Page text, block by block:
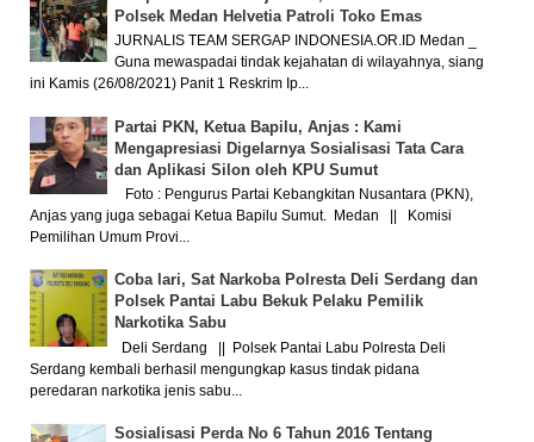
Polsek Medan Helvetia Patroli Toko Emas
JURNALIS TEAM SERGAP INDONESIA.OR.ID Medan _
Guna mewaspadai tindak kejahatan di wilayahnya, siang
ini Kamis (26/08/2021) Panit 1 Reskrim Ip...
Partai PKN, Ketua Bapilu, Anjas : Kami
Mengapresiasi Digelarnya Sosialisasi Tata Cara
dan Aplikasi Silon oleh KPU Sumut
Foto : Pengurus Partai Kebangkitan Nusantara (PKN),
Anjas yang juga sebagai Ketua Bapilu Sumut. Medan || Komisi
Pemilihan Umum Provi...
Coba lari, Sat Narkoba Polresta Deli Serdang dan
Polsek Pantai Labu Bekuk Pelaku Pemilik
Narkotika Sabu
Deli Serdang || Polsek Pantai Labu Polresta Deli
Serdang kembali berhasil mengungkap kasus tindak pidana
peredaran narkotika jenis sabu...
Sosialisasi Perda No 6 Tahun 2016 Tentang